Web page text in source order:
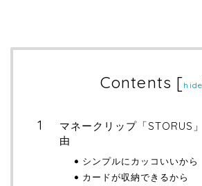
Contents [hide
マネークリップ「STORUS
由
シンプルにカッコいいから
カードが収納できるから